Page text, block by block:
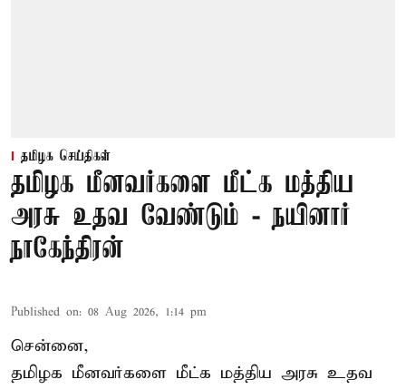
தமிழக செய்திகள்
தமிழக மீனவர்களை மீட்க மத்திய
அரசு உதவ வேண்டும் - நயினார்
நாகேந்திரன்
Published on: 08 Aug 2026, 1:14 pm
சென்னை,
தமிழக மீனவர்களை மீட்க மத்திய அரசு உதவ